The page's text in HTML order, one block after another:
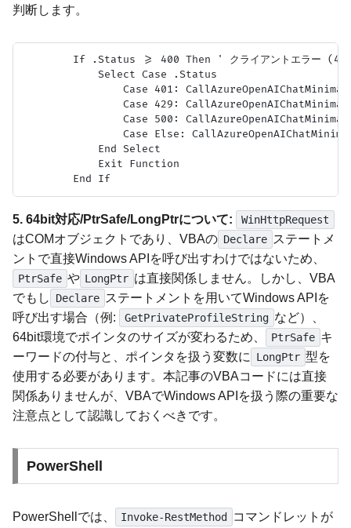
判断します。
If .Status >= 400 Then ' クライアントエラー
            Select Case .Status
Case 401: CallAzureOpenAIChatMinimal =
Case 429: CallAzureOpenAIChatMinimal =
Case 500: CallAzureOpenAIChatMinimal
Case Else:
            End Select
            Exit Function
5. 64bit対応/PtrSafe/LongPtrについて: WinHttpRequest
はCOMオブジェクトであり、VBAの Declare ステートメ
ントで直接Windows APIを呼び出すわけではないため、
PtrSafe や LongPtr は直接関係しません。しかし、VBA
でもし
Declare ステートメントを用いてWindows APIを
呼び出す場合（例:
GetPrivateProfileString など）、
64bit環境でポインタのサイズが変わるため、
PtrSafe キ
ーワードの付与と、ポインタを扱う変数に
LongPtr 型を
使用する必要があります。本記事のVBAコードには直接
関係ありませんが、VBAでWindows APIを扱う際の重要な
注意点として認識しておくべきです。
PowerShell
PowerShellでは、 Invoke-RestMethod
コマンドレットが